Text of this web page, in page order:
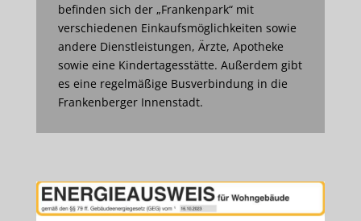
befinden sich der „Frankenpark“ mit
verschiedenen Einkaufsmöglichkeiten sowie
andere Dienstleistungen, Ärzte, Apotheke
sowie eine Kindertagesstätte. Außerdem gibt
es eine regelmäßige Busverbindung in die
Frankenberger Innenstadt.